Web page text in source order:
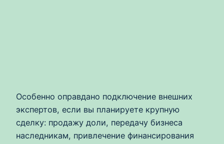
Особенно оправдано подключение внешних
экспертов, если вы планируете крупную
сделку: продажу доли, передачу бизнеса
наследникам, привлечение финансирования